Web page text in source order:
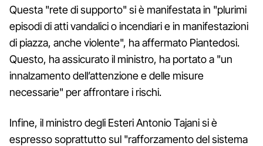
Questa "rete di supporto" si è manifestata in "plurimi
episodi di atti vandalici o incendiari e in manifestazioni
di piazza, anche violente", ha affermato Piantedosi.
Questo, ha assicurato il ministro, ha portato a "un
innalzamento dell’attenzione e delle misure
necessarie" per affrontare i rischi.
Infine, il ministro degli Esteri Antonio Tajani si è
espresso soprattutto sul "rafforzamento del sistema